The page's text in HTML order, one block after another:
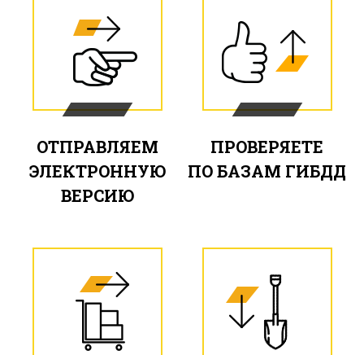
ОТПРАВЛЯЕМ
ЭЛЕКТРОННУЮ
ВЕРСИЮ
ПРОВЕРЯЕТЕ
ПО БАЗАМ ГИБДД